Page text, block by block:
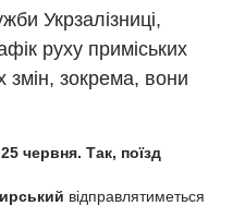
Укрзалізниці,
руху приміських
змін, зокрема, вони
червня. Так, поїзд
відправлятиметься